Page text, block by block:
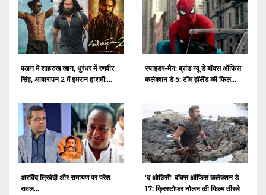
पठान में शाहरुख खान, धुरंधर में रणवीर
सिंह, आवारापन 2 में इमरान हाशमी:...
स्पाइडर-मैन: ब्रांड न्यू डे बॉक्स ऑफिस
कलेक्शन डे 5: टॉम हॉलैंड की फिल...
अरविंद त्रिवेदी और रामायण पर परेश
रावल...
'द ओडिसी' बॉक्स ऑफिस कलेक्शन डे
17: क्रिस्टोफर नोलन की फिल्म तीसरे